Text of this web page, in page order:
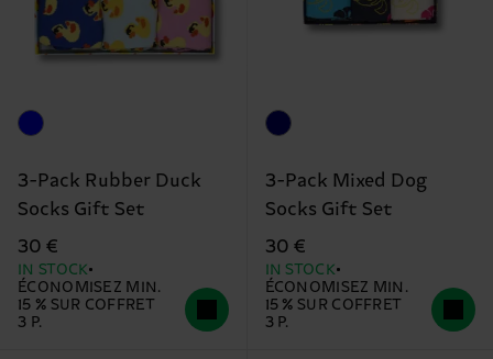
3-Pack Rubber Duck
Socks Gift Set
30 €
IN STOCK
ÉCONOMISEZ MIN.
15 % SUR COFFRET
3 P.
3-Pack Mixed Dog
Socks Gift Set
30 €
IN STOCK
ÉCONOMISEZ MIN.
15 % SUR COFFRET
3 P.